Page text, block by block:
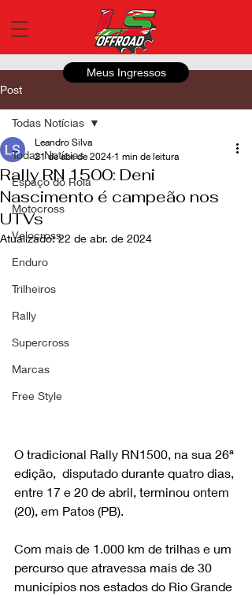
Meus Ingressos
Post
Todas Notícias
Espaço do Roia
Motocross
Velocross
Enduro
Trilheiros
Rally
Supercross
Marcas
Free Style
Todas Notícias
Rally RN 1500: Deni
Nascimento é campeão nos
UTVs
Leandro Silva
21 de abr. de 2024 1 min de leitura
Atualizado:22 de abr. de 2024
O tradicional Rally RN1500, na sua 26ª
edição,  disputado durante quatro dias,
entre 17 e 20 de abril, terminou ontem
(20), em Patos (PB).
Com mais de 1.000 km de trilhas e um
percurso que atravessa mais de 30
municípios nos estados do Rio Grande